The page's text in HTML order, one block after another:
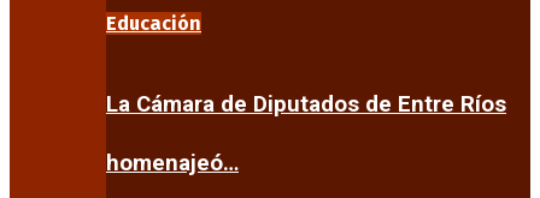
Educación
La Cámara de Diputados de Entre Ríos
homenajeó…